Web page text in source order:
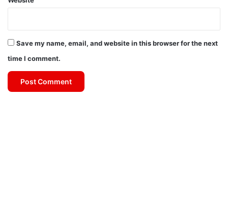
Save my name, email, and website in this browser for the next
time I comment.